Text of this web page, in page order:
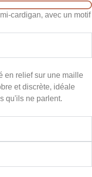
cardigan, avec un motif
en relief sur une maille
et discrète, idéale
qu'ils ne parlent.